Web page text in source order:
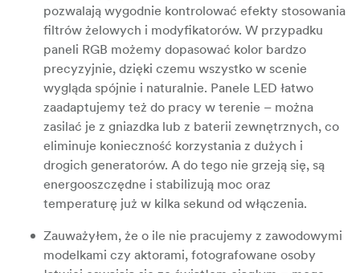
pozwalają wygodnie kontrolować efekty stosowania
filtrów żelowych i modyfikatorów. W przypadku
paneli RGB możemy dopasować kolor bardzo
precyzyjnie, dzięki czemu wszystko w scenie
wygląda spójnie i naturalnie. Panele LED łatwo
zaadaptujemy też do pracy w terenie – można
zasilać je z gniazdka lub z baterii zewnętrznych, co
eliminuje konieczność korzystania z dużych i
drogich generatorów. A do tego nie grzeją się, są
energooszczędne i stabilizują moc oraz
temperaturę już w kilka sekund od włączenia.
Zauważyłem, że o ile nie pracujemy z zawodowymi
modelkami czy aktorami, fotografowane osoby